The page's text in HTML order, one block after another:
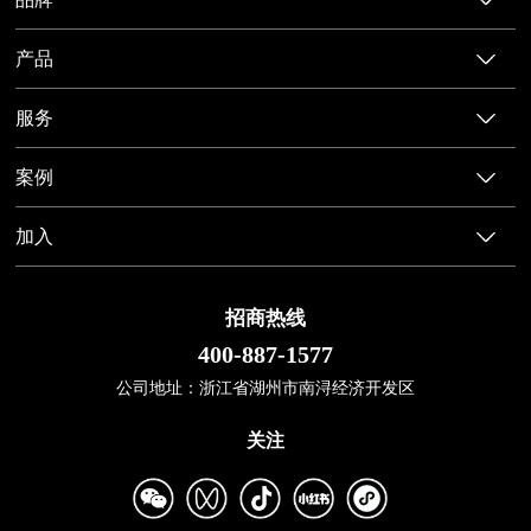
产品
服务
案例
加入
招商热线
400-887-1577
公司地址：浙江省湖州市南浔经济开发区
关注